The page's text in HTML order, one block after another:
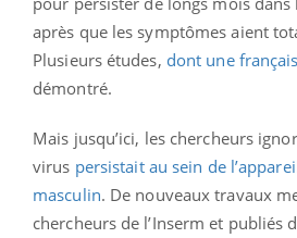
après que les symptômes aient
Plusieurs études, dont une
démontré.
Mais jusqu’ici, les chercheurs
virus persistait au sein de
masculin. De nouveaux travaux
chercheurs de l’Inserm et publiés